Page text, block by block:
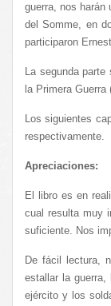
guerra, nos harán
del Somme, en
participaron
La segunda parte
la Primera
Los siguientes
respectivamente.
Apreciaciones:
El libro es en
cual resulta muy
suficiente. Nos
De fácil lectura,
estallar la
ejército y los